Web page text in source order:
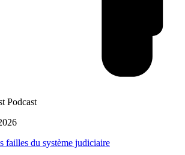
Podcast
failles du système judiciaire